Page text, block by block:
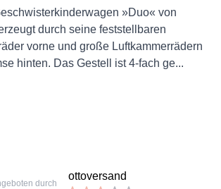
»Duo« von
durch seine feststellbaren
vorne und große Luftkammerrädern
hinten. Das Gestell ist 4-fach ge...
durch
ottoversand